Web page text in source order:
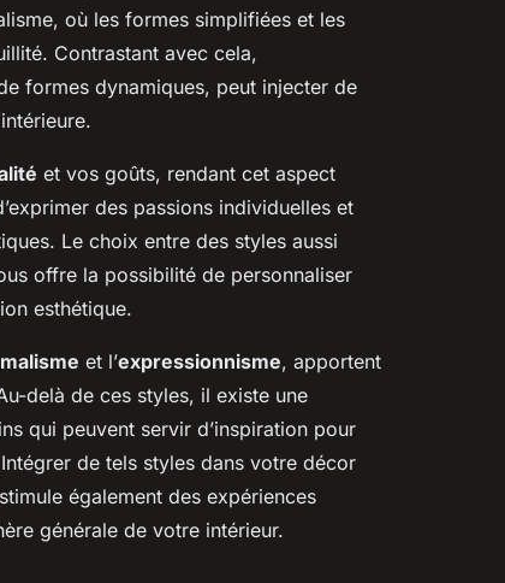
où les formes simplifiées et les
Contrastant avec cela,
formes dynamiques, peut injecter de
et vos goûts, rendant cet aspect
des passions individuelles et
Le choix entre des styles aussi
offre la possibilité de personnaliser
esthétique.
et l’expressionnisme, apportent
delà de ces styles, il existe une
qui peuvent servir d’inspiration pour
de tels styles dans votre décor
également des expériences
générale de votre intérieur.